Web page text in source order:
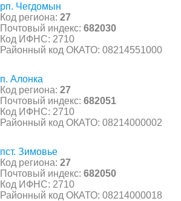
рп. Чегдомын
Код региона: 27
Почтовый индекс: 682030
Код ИФНС: 2710
Районный код ОКАТО: 08214551000
п. Алонка
Код региона: 27
Почтовый индекс: 682051
Код ИФНС: 2710
Районный код ОКАТО: 08214000002
пст. Зимовье
Код региона: 27
Почтовый индекс: 682050
Код ИФНС: 2710
Районный код ОКАТО: 08214000018